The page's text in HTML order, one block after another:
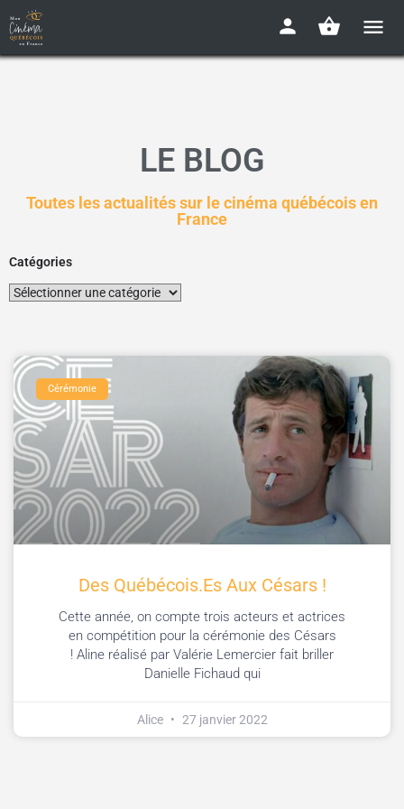
LE BLOG
Toutes les actualités sur le cinéma québécois en
France
Catégories
Cérémonie
Des Québécois.es Aux Césars !
Cette année, on compte trois acteurs et actrices
en compétition pour la cérémonie des Césars
! Aline réalisé par Valérie Lemercier fait briller
Danielle Fichaud qui
Alice 27 janvier 2022